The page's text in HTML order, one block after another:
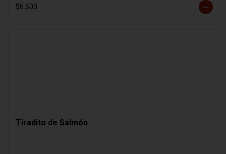
$6.500
Tiradito de Salmón